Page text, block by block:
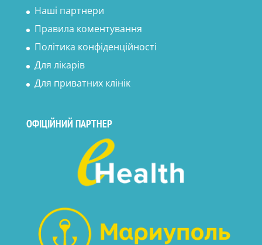
Наші партнери
Правила коментування
Політика конфіденційності
Для лікарів
Для приватних клінік
ОФІЦІЙНИЙ ПАРТНЕР